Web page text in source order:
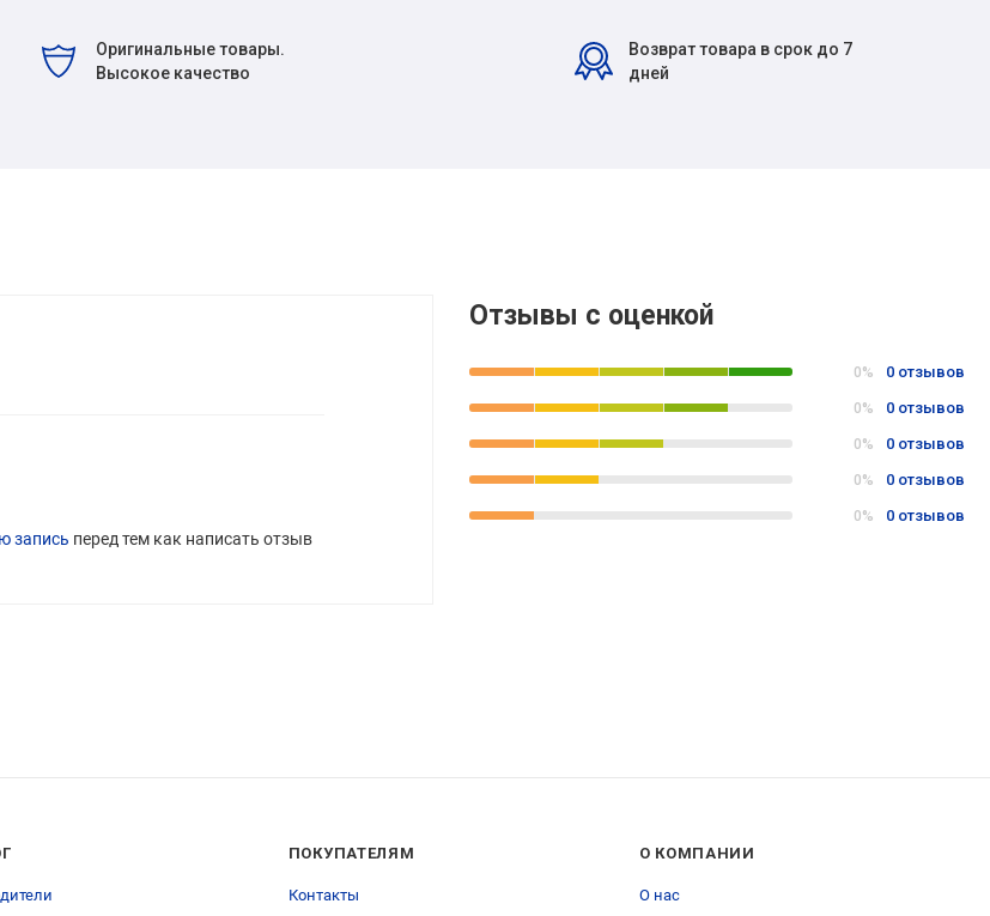
Оригинальные товары.
Высокое качество
Возврат товара в срок до 7
дней
запись перед тем как написать отзыв
Отзывы с оценкой
0% 0 отзывов
0% 0 отзывов
0% 0 отзывов
0% 0 отзывов
0% 0 отзывов
ПОКУПАТЕЛЯМ
Контакты
О КОМПАНИИ
О нас